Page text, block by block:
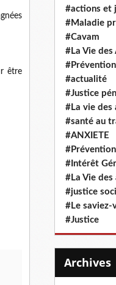
être
#actions et
#Maladie
#Cavam
#La Vie
#actualité
#Justice
#La vie des
#santé au
#ANXIETE
#Prévention
#Intérêt
#La Vie
#justice
#Le saviez-
#Justice
Archives